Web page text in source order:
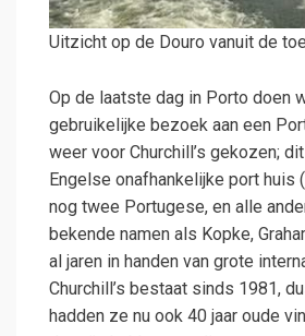
Uitzicht op de Douro vanuit de
Op de laatste dag in Porto doen
gebruikelijke bezoek aan een
weer voor Churchill’s gekozen;
Engelse onafhankelijke port huis
nog twee Portugese, en alle
bekende namen als Kopke,
al jaren in handen van grote
Churchill’s bestaat sinds 1981,
hadden ze nu ook 40 jaar oude